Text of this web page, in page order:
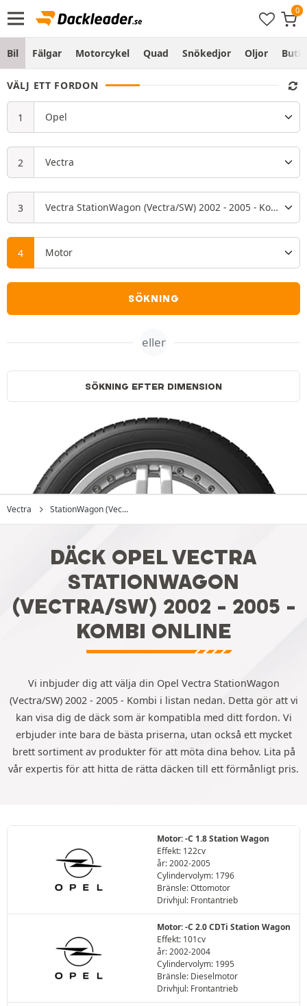
Bil Fälgar Motorcykel Quad Snökedjor Oljor Butik
VÄLJ ETT FORDON
SÖKNING
eller
SÖKNING EFTER DIMENSION
Vectra StationWagon (Vec...
DÄCK OPEL VECTRA
STATIONWAGON
(VECTRA/SW) 2002 - 2005 -
KOMBI ONLINE
Vi inbjuder dig att välja din Opel Vectra StationWagon
(Vectra/SW) 2002 - 2005 - Kombi i listan nedan. Detta gör att vi
kan visa dig de däck som är kompatibla med ditt fordon. Vi
erbjuder inte bara de bästa priserna, utan också ett mycket
brett sortiment av produkter för att möta dina behov. Lita på
vår expertis för att hitta de rätta däcken till ett förmånligt pris.
Motor: -C 1.8 Station Wagon
Effekt: 122cv
år: 2002-2005
Cylindervolym: 1796
Bränsle: Ottomotor
Drivhjul: Frontantrieb
Motor: -C 2.0 CDTi Station Wagon
Effekt: 101cv
år: 2002-2004
Cylindervolym: 1995
Bränsle: Dieselmotor
Drivhjul: Frontantrieb